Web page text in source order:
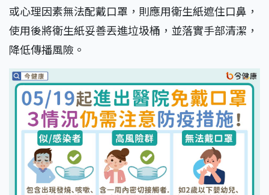
或心理因素無法配戴口罩，則應用衛生紙遮住口鼻，
使用後將衛生紙妥善丟進垃圾桶，並落實手部清潔，
降低傳播風險。